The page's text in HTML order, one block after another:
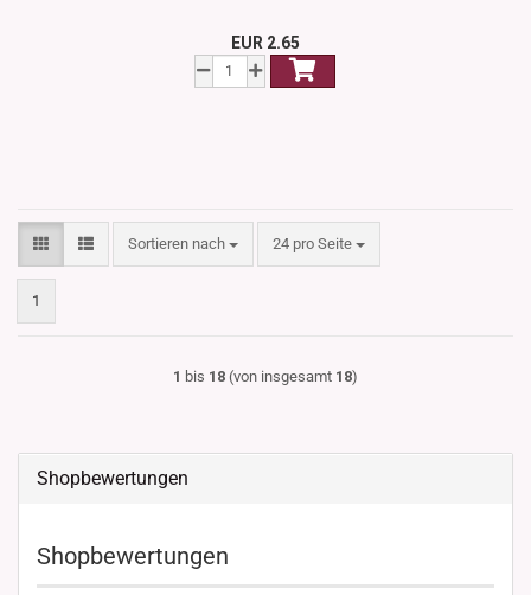
EUR 2.65
Sortieren nach
Sortieren nach 24 pro Seite
pro Seite
1
1 bis 18 (von insgesamt 18)
Shopbewertungen
Shopbewertungen